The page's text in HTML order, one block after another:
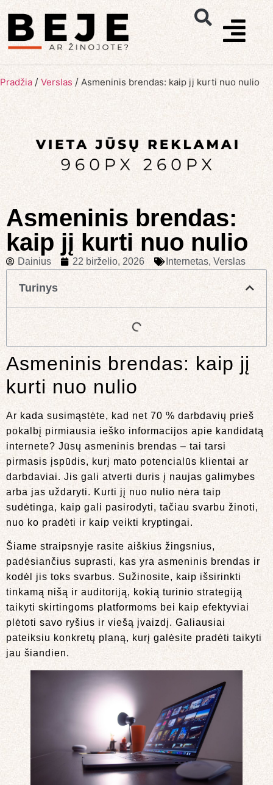
Pradžia / Verslas / Asmeninis brendas: kaip jį kurti nuo nulio
Asmeninis brendas:
kaip jį kurti nuo nulio
Dainius 22 birželio, 2026 Internetas, Verslas
Turinys
Asmeninis brendas: kaip jį
kurti nuo nulio
Ar kada susimąstėte, kad net 70 % darbdavių prieš
pokalbį pirmiausia ieško informacijos apie kandidatą
internete? Jūsų asmeninis brendas – tai tarsi
pirmasis įspūdis, kurį mato potencialūs klientai ar
darbdaviai. Jis gali atverti duris į naujas galimybes
arba jas uždaryti. Kurti jį nuo nulio nėra taip
sudėtinga, kaip gali pasirodyti, tačiau svarbu žinoti,
nuo ko pradėti ir kaip veikti kryptingai.
Šiame straipsnyje rasite aiškius žingsnius,
padėsiančius suprasti, kas yra asmeninis brendas ir
kodėl jis toks svarbus. Sužinosite, kaip išsirinkti
tinkamą nišą ir auditoriją, kokią turinio strategiją
taikyti skirtingoms platformoms bei kaip efektyviai
plėtoti savo ryšius ir viešą įvaizdį. Galiausiai
pateiksiu konkretų planą, kurį galėsite pradėti taikyti
jau šiandien.